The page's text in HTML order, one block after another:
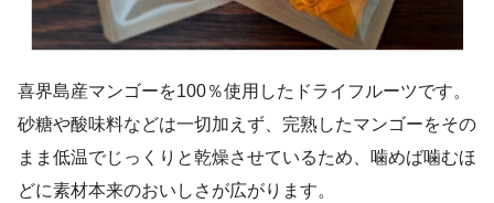
喜界島産マンゴーを100％使用したドライフルーツです。
砂糖や酸味料などは一切加えず、完熟したマンゴーをその
まま低温でじっくりと乾燥させているため、噛めば噛むほ
どに素材本来のおいしさが広がります。